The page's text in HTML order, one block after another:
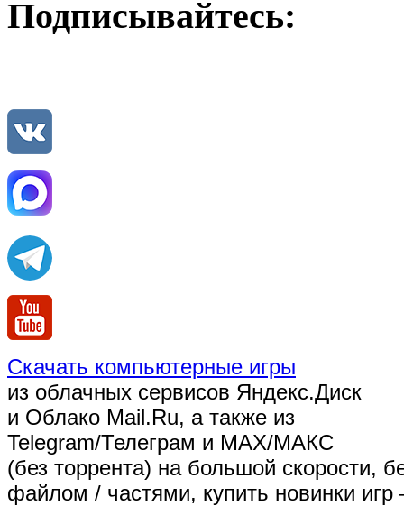
Подписывайтесь:
Скачать компьютерные игры
из облачных сервисов Яндекс.Диск
и Облако Mail.Ru, а также из
Telegram/Телеграм и MAX/МАКС
(без торрента) на большой скорости,
файлом / частями, купить новинки